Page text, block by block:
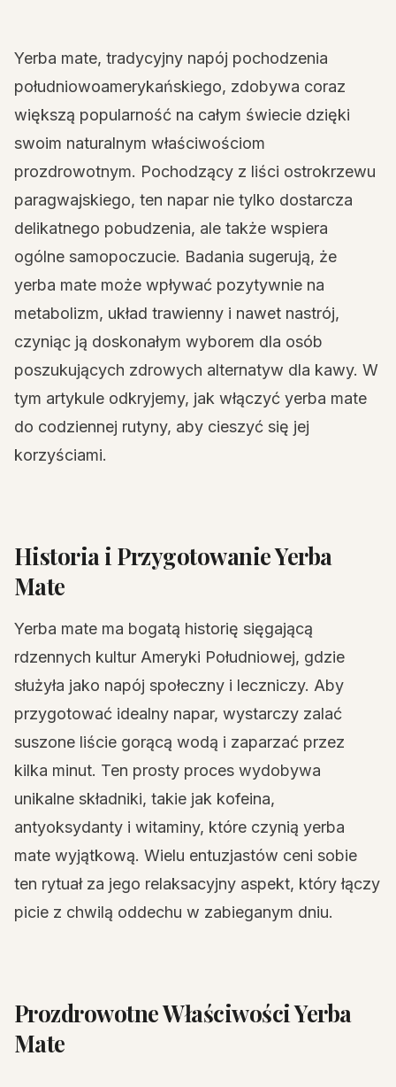
Yerba mate, tradycyjny napój pochodzenia
południowoamerykańskiego, zdobywa coraz
większą popularność na całym świecie dzięki
swoim naturalnym właściwościom
prozdrowotnym. Pochodzący z liści ostrokrzewu
paragwajskiego, ten napar nie tylko dostarcza
delikatnego pobudzenia, ale także wspiera
ogólne samopoczucie. Badania sugerują, że
yerba mate może wpływać pozytywnie na
metabolizm, układ trawienny i nawet nastrój,
czyniąc ją doskonałym wyborem dla osób
poszukujących zdrowych alternatyw dla kawy. W
tym artykule odkryjemy, jak włączyć yerba mate
do codziennej rutyny, aby cieszyć się jej
korzyściami.
Historia i Przygotowanie Yerba
Mate
Yerba mate ma bogatą historię sięgającą
rdzennych kultur Ameryki Południowej, gdzie
służyła jako napój społeczny i leczniczy. Aby
przygotować idealny napar, wystarczy zalać
suszone liście gorącą wodą i zaparzać przez
kilka minut. Ten prosty proces wydobywa
unikalne składniki, takie jak kofeina,
antyoksydanty i witaminy, które czynią yerba
mate wyjątkową. Wielu entuzjastów ceni sobie
ten rytuał za jego relaksacyjny aspekt, który łączy
picie z chwilą oddechu w zabieganym dniu.
Prozdrowotne Właściwości Yerba
Mate